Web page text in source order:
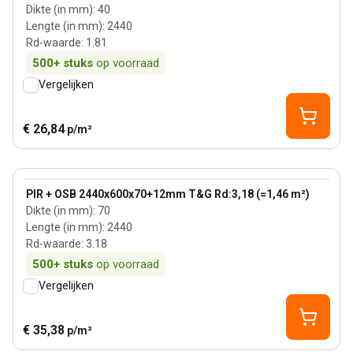
Dikte (in mm): 40
Lengte (in mm): 2440
Rd-waarde: 1.81
500+ stuks op voorraad
Vergelijken
€ 26,84 p/m²
PIR + OSB 2440x600x70+12mm T&G Rd:3,18 (=1,46 m²)
Dikte (in mm): 70
Lengte (in mm): 2440
Rd-waarde: 3.18
500+ stuks op voorraad
View product
Vergelijken
€ 35,38 p/m²